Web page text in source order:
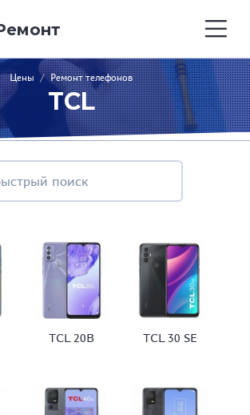
Цены / Ремонт телефонов
TCL
TCL 20B TCL 30 SE